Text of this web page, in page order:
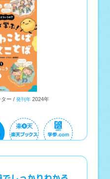
ー 発刊年 2024年